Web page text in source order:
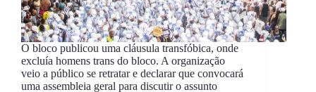
O bloco publicou uma cláusula transfóbica, onde
excluía homens trans do bloco. A organização
veio a público se retratar e declarar que convocará
uma assembleia geral para discutir o assunto